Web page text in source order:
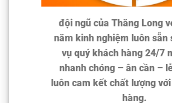
đội ngũ của Thăng Long
năm kinh nghiệm luôn sẵn
vụ quý khách hàng 24/7
nhanh chóng – ân cần –
luôn cam kết chất lượng
hàng.